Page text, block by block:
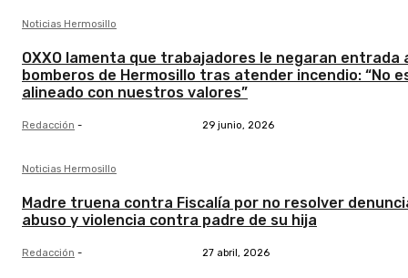
Noticias Hermosillo
OXXO lamenta que trabajadores le negaran entrada
bomberos de Hermosillo tras atender incendio: “No
alineado con nuestros valores”
Redacción - 29 junio, 2026
Noticias Hermosillo
Madre truena contra Fiscalía por no resolver
abuso y violencia contra padre de su hija
Redacción - 27 abril, 2026